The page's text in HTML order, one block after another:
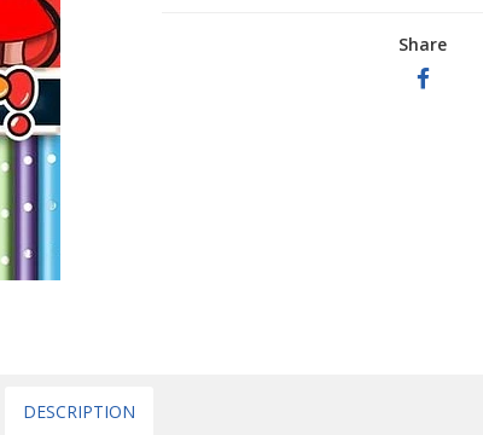
Share
DESCRIPTION